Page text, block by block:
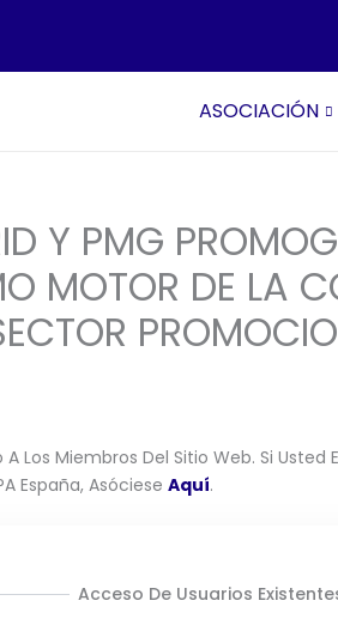
ASOCIACIÓN
Y PMG
MOTOR DE LA
Los Miembros Del Sitio Web. Si
España, Asóciese Aquí.
Acceso De Usuarios